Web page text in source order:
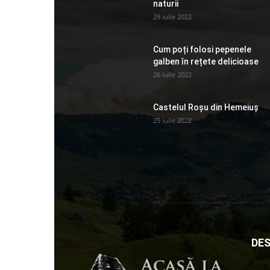
naturii
29 iulie 2022
Cum poți folosi pepenele
galben în rețete delicioase
26 iulie 2022
Castelul Roșu din Hemeiuș
25 iulie 2022